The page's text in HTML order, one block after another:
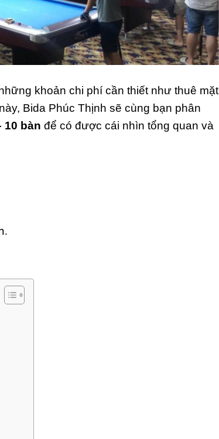
khoản chi phí cần thiết như thuê mặt
Bida Phúc Thịnh sẽ cùng bạn phân
10 bàn để có được cái nhìn tổng quan và